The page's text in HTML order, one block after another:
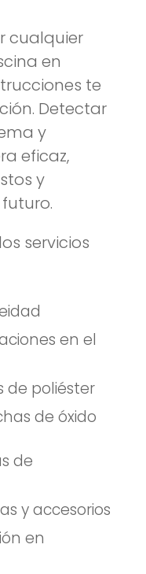
cualquier
en
te
Detectar
y
eficaz,
y
servicios
en el
de poliéster
de óxido
de
y accesorios
en